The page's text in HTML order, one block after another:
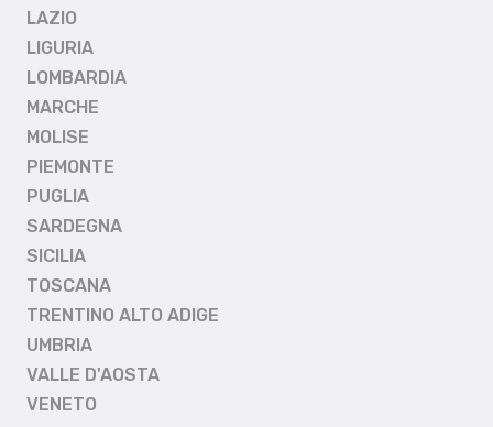
LAZIO
LIGURIA
LOMBARDIA
MARCHE
MOLISE
PIEMONTE
PUGLIA
SARDEGNA
SICILIA
TOSCANA
TRENTINO ALTO ADIGE
UMBRIA
VALLE D'AOSTA
VENETO